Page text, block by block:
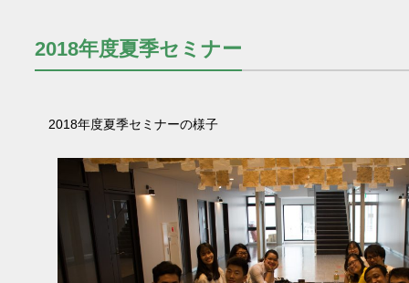
2018年度夏季セミナー
2018年度夏季セミナーの様子